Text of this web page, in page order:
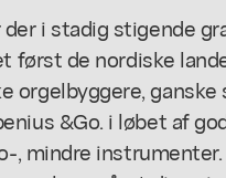
i stadig stigende
først de nordiske
orgelbyggere,
&Go. i løbet af
, mindre